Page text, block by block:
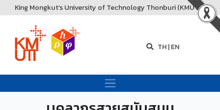
King Mongkut’s University of Technology Thonburi (KMUTT)
TH|EN